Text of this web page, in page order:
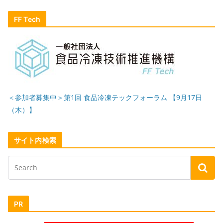
FF Tech
＜参加者募集中＞第1回 食品冷凍テックフォーラム 【9月17日
（木）】
サイト内検索
PR